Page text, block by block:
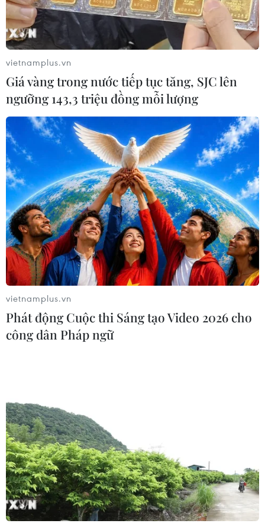
Lý giải cho sự lên ngôi của son bóng, Nick
Stenson - phó chủ tịch cấp cao của Ulta Beauty,
cho biết phái đẹp đã quá quen với các thỏi son lì
mịn, lâu trôi và không dây màu để đối phó với
lớp khẩu trang dày trong giai đoạn dịch bệnh.
Trong năm mới này, họ sẽ khao khát một thứ gì
đó tươi sáng, dễ chịu và rực rỡ hơn. Từ đây, nhu
cầu về các loại son môi và son bóng dạng lỏng,
có công thức bền bỉ và khả năng chống dây màu
sẽ ngày càng tăng.
Son đỏ là xu hướng thường thấy trên các sàn
diễn Xuân Hè và năm 2022 cũng không phải là
ngoại lệ. Ở show diễn của Michael Kors, son đỏ
vietnamplus.vn
Giá vàng trong nước tiếp tục tăng, SJC lên
ngưỡng 143,3 triệu đồng mỗi lượng
vietnamplus.vn
Phát động Cuộc thi Sáng tạo Video 2026 cho
công dân Pháp ngữ